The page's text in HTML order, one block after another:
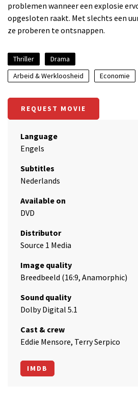
problemen wanneer een explosie
opgesloten raakt. Met slechts een
ze proberen te ontsnappen.
Thriller
Drama
Arbeid & Werkloosheid
Economie
REQUEST MOVIE
Language
Engels
Subtitles
Nederlands
Available on
DVD
Distributor
Source 1 Media
Image quality
Breedbeeld (16:9, Anamorphic)
Sound quality
Dolby Digital 5.1
Cast & crew
Eddie Mensore, Terry Serpico
IMDB